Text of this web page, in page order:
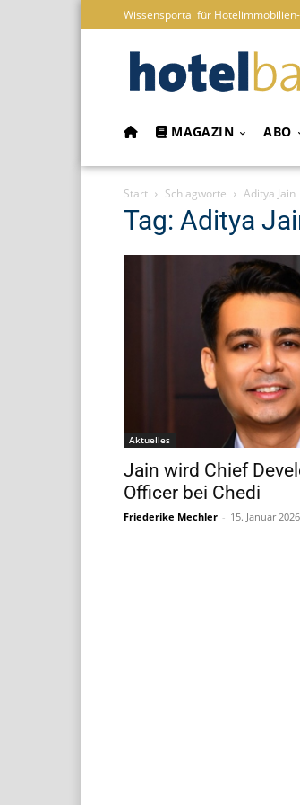
Wissensportal für
MAGAZIN ABO
Start Schlagworte Aditya Jain
Tag: Aditya
Aktuelles
Jain wird Chief
Officer bei Chedi
Friederike Mechler - 15. Januar 2026